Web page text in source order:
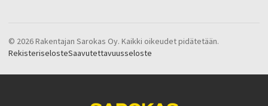
© 2026 Rakentajan Sarokas Oy. Kaikki oikeudet pidätetään.
RekisteriselosteSaavutettavuusseloste